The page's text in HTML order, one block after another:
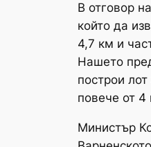
В отговор
който да
4,7 км и
Нашето
построи
повече от 4
Министър